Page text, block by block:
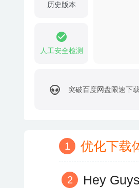
历史版本
人工安全检测
突破百度网盘限速下载
优化下载
Hey